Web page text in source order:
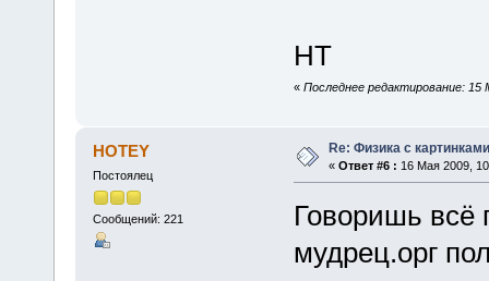
НТ
« Последнее редактирование: 15
HOTEY
Постоялец
Сообщений: 221
Re: Физика с картинками
« Ответ #6 : 16 Мая 2009,
Говоришь всё
мудрец.орг